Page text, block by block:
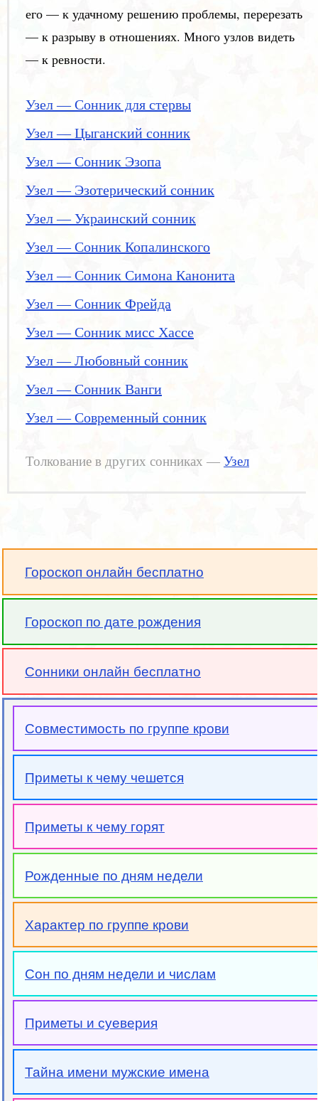
его — к удачному решению проблемы, перерезать
— к разрыву в отношениях. Много узлов видеть
— к ревности.
Узел — Сонник для стервы
Узел — Цыганский сонник
Узел — Сонник Эзопа
Узел — Эзотерический сонник
Узел — Украинский сонник
Узел — Сонник Копалинского
Узел — Сонник Симона Канонита
Узел — Сонник Фрейда
Узел — Сонник мисс Хассе
Узел — Любовный сонник
Узел — Сонник Ванги
Узел — Современный сонник
Толкование в других сонниках — Узел
Гороскоп онлайн бесплатно
Гороскоп по дате рождения
Сонники онлайн бесплатно
Совместимость по группе крови
Приметы к чему чешется
Приметы к чему горят
Рожденные по дням недели
Характер по группе крови
Сон по дням недели и числам
Приметы и суеверия
Тайна имени мужские имена